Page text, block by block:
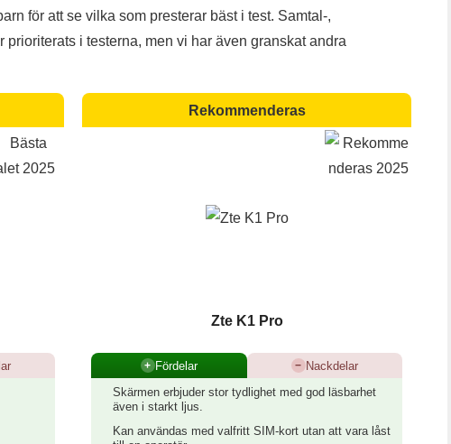
för att se vilka som presterar bäst i test. Samtal-,
i testerna, men vi har även granskat andra
Rekommenderas
Zte K1 Pro
+ Fördelar − Nackdelar
Skärmen erbjuder stor tydlighet med god läsbarhet
även i starkt ljus.
Kan användas med valfritt SIM-kort utan att vara låst